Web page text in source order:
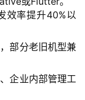
效率提升40%以
部分老旧机型兼
企业内部管理工